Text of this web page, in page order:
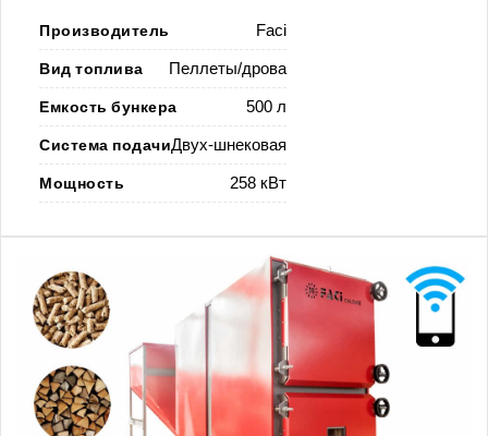
Производитель Faci
Вид топлива Пеллеты/дрова
Емкость бункера 500 л
Система подачиДвух-шнековая
Мощность 258 кВт